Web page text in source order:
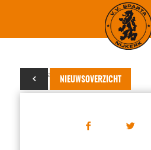
NIEUWSOVERZICHT
24 januari 2019